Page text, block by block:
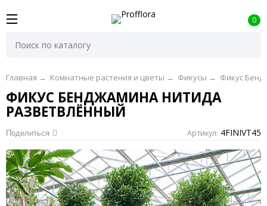
0
Главная → Комнатные растения и цветы → Фикусы → Фикус
ФИКУС БЕНДЖАМИНА НИТИДА
РАЗВЕТВЛЁННЫЙ
Поделиться Артикул: 4FINIVT45